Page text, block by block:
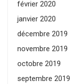
février 2020
janvier 2020
décembre 2019
novembre 2019
octobre 2019
septembre 2019